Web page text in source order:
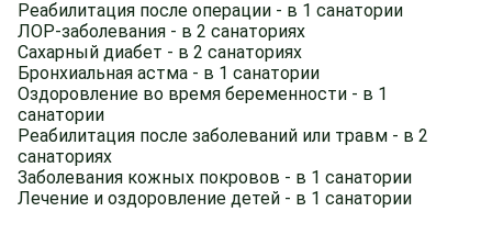
Реабилитация после операции - в 1 санатории
ЛОР-заболевания - в 2 санаториях
Сахарный диабет - в 2 санаториях
Бронхиальная астма - в 1 санатории
Оздоровление во время беременности - в 1
санатории
Реабилитация после заболеваний или травм - в 2
санаториях
Заболевания кожных покровов - в 1 санатории
Лечение и оздоровление детей - в 1 санатории